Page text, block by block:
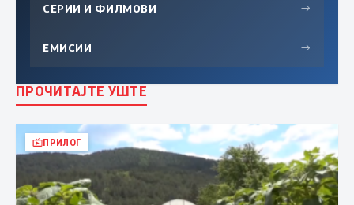
СЕРИИ И ФИЛМОВИ →
ЕМИСИИ →
ПРОЧИТАЈТЕ УШТЕ
ПРИЛОГ